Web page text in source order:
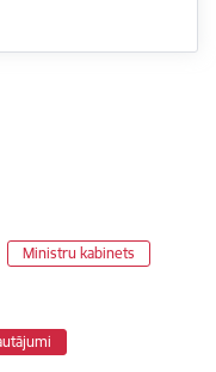
Ministru kabinets